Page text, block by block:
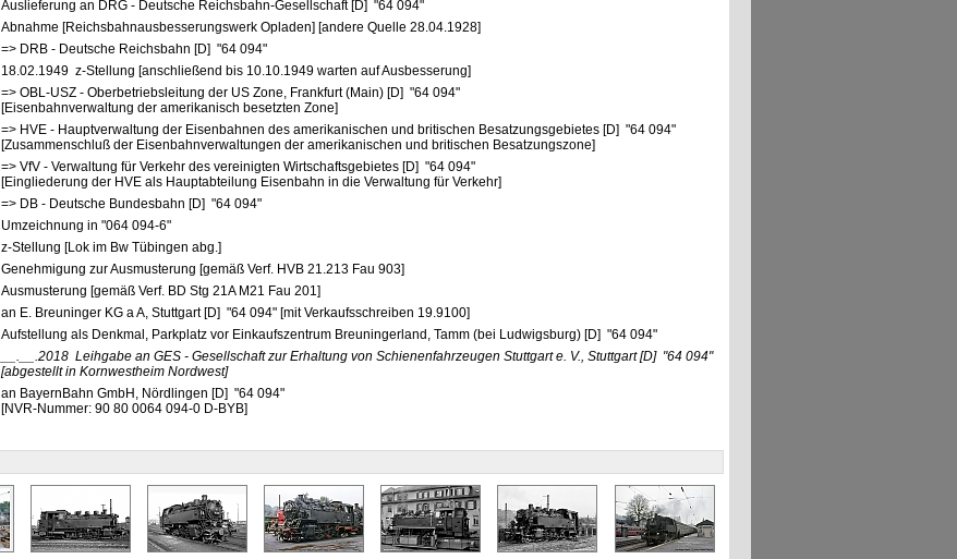
Auslieferung an DRG - Deutsche Reichsbahn-Gesellschaft [D] "64 094"
Abnahme [Reichsbahnausbesserungswerk Opladen] [andere Quelle 28.04.1928]
=> DRB - Deutsche Reichsbahn [D] "64 094"
18.02.1949 z-Stellung [anschließend bis 10.10.1949 warten auf Ausbesserung]
=> OBL-USZ - Oberbetriebsleitung der US Zone, Frankfurt (Main) [D] "64 094"
[Eisenbahnverwaltung der amerikanisch besetzten Zone]
=> HVE - Hauptverwaltung der Eisenbahnen des amerikanischen und britischen Besatzungsgebietes [D] "64 094"
[Zusammenschluß der Eisenbahnverwaltungen der amerikanischen und britischen Besatzungszone]
=> VfV - Verwaltung für Verkehr des vereinigten Wirtschaftsgebietes [D] "64 094"
[Eingliederung der HVE als Hauptabteilung Eisenbahn in die Verwaltung für Verkehr]
=> DB - Deutsche Bundesbahn [D] "64 094"
Umzeichnung in "064 094-6"
z-Stellung [Lok im Bw Tübingen abg.]
Genehmigung zur Ausmusterung [gemäß Verf. HVB 21.213 Fau 903]
Ausmusterung [gemäß Verf. BD Stg 21A M21 Fau 201]
an E. Breuninger KG a A, Stuttgart [D] "64 094" [mit Verkaufsschreiben 19.9100]
Aufstellung als Denkmal, Parkplatz vor Einkaufszentrum Breuningerland, Tamm (bei Ludwigsburg) [D] "64 094"
__.__.2018 Leihgabe an GES - Gesellschaft zur Erhaltung von Schienenfahrzeugen Stuttgart e. V., Stuttgart [D] "64 094"
[abgestellt in Kornwestheim Nordwest]
an BayernBahn GmbH, Nördlingen [D] "64 094"
[NVR-Nummer: 90 80 0064 094-0 D-BYB]